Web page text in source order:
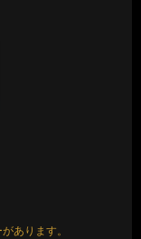
あります。